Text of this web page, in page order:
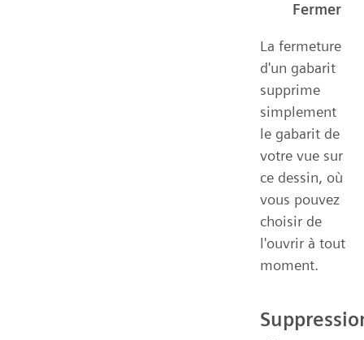
Fermer
La fermeture
d'un gabarit
supprime
simplement
le gabarit de
votre vue sur
ce dessin, où
vous pouvez
choisir de
l'ouvrir à tout
moment.